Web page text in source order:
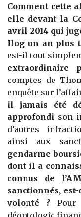
Comment cette
elle devant la
avril 2014 qui
Ilog un an plus
est-il tout
extraordinaire
comptes de
enquête sur
il jamais été
approfondi son
d’autres
ainsi aux
gendarme
dont il a
connus de
sanctionnés, est-
volonté ? Pour
déontologie